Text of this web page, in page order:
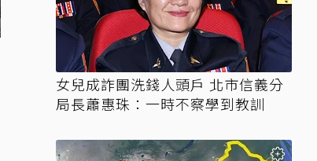
女兒成詐團洗錢人頭戶 北市信義分
局長蕭惠珠：一時不察學到教訓